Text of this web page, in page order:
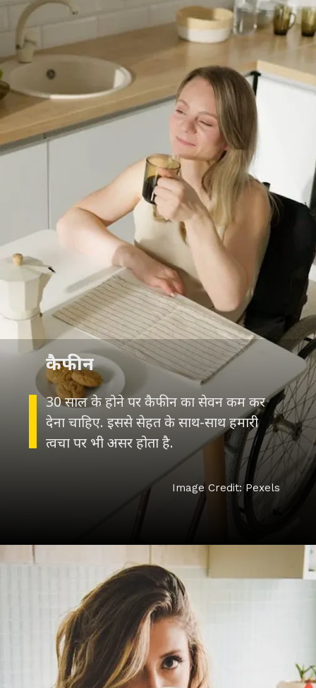
30 साल के होने पर कैफीन का सेवन कम कर
देना चाहिए. इससे सेहत के साथ-साथ हमारी
त्वचा पर भी असर होता है.
कैफीन
Image Credit: Pexels